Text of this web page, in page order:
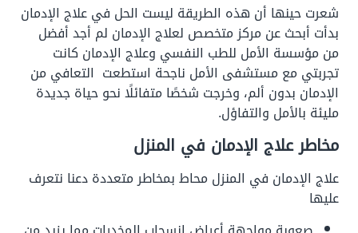
شعرت حينها أن هذه الطريقة ليست الحل في علاج الإدمان
بدأت أبحث عن مركز متخصص لعلاج الإدمان لم أجد أفضل
من مؤسسة الأمل للطب النفسي وعلاج الإدمان كانت
تجربتي مع مستشفى الأمل ناجحة استطعت التعافي من
الإدمان بدون ألم، وخرجت شخصًا متفائلًا نحو حياة جديدة
مليئة بالأمل والتفاؤل.
مخاطر علاج الإدمان في المنزل
علاج الإدمان في المنزل محاط بمخاطر متعددة دعنا نتعرف
عليها